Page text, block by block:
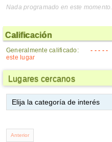
Nada programado en este momento.
Calificación
Generalmente calificado: - - - - -
este lugar
Lugares cercanos